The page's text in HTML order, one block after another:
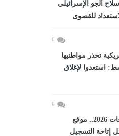
الجو الإسرائيلى
للقصوى
0
تحذر مواطنيها
استعدوا لإغلاق
0
تنسيق الجامعات 2026.. موقع
إتاحة التسجيل